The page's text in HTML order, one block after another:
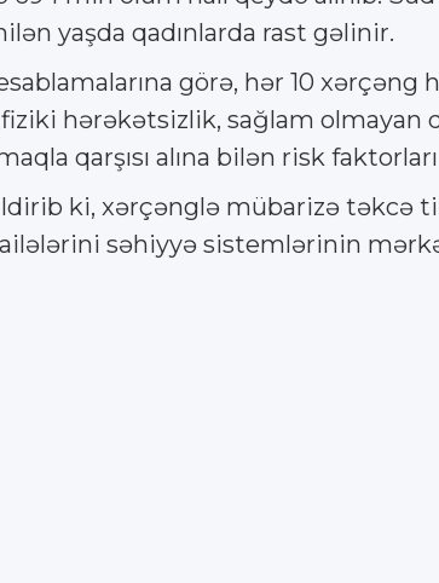
yaşda qadınlarda rast gəlinir.
görə, hər 10
hərəkətsizlik, sağlam olmayan
qarşısı alına bilən risk
ki, xərçənglə mübarizə təkcə
səhiyyə sistemlərinin